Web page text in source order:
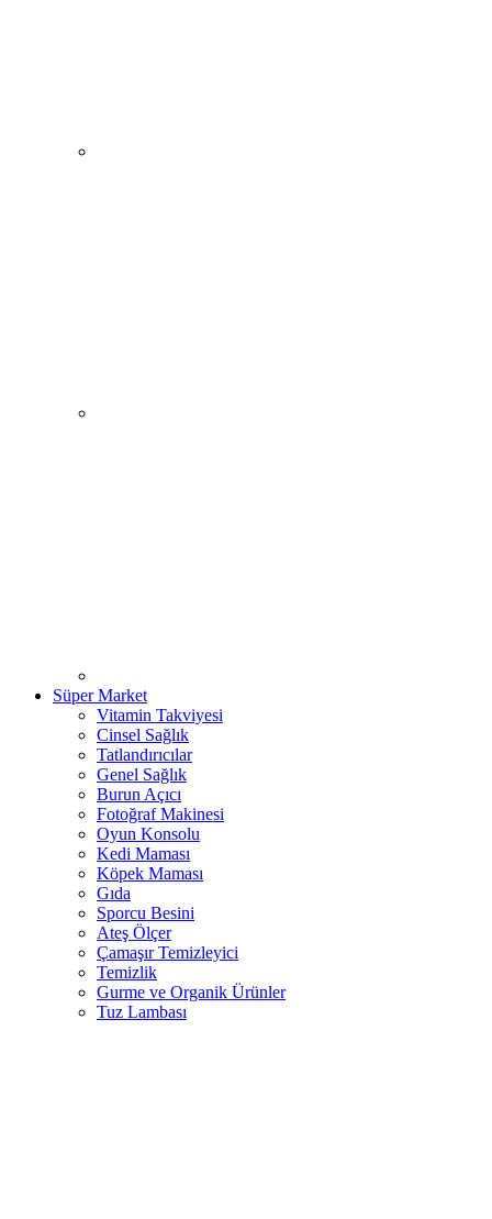
Süper Market
Vitamin Takviyesi
Cinsel Sağlık
Tatlandırıcılar
Genel Sağlık
Burun Açıcı
Fotoğraf Makinesi
Oyun Konsolu
Kedi Maması
Köpek Maması
Gıda
Sporcu Besini
Ateş Ölçer
Çamaşır Temizleyici
Temizlik
Gurme ve Organik Ürünler
Tuz Lambası